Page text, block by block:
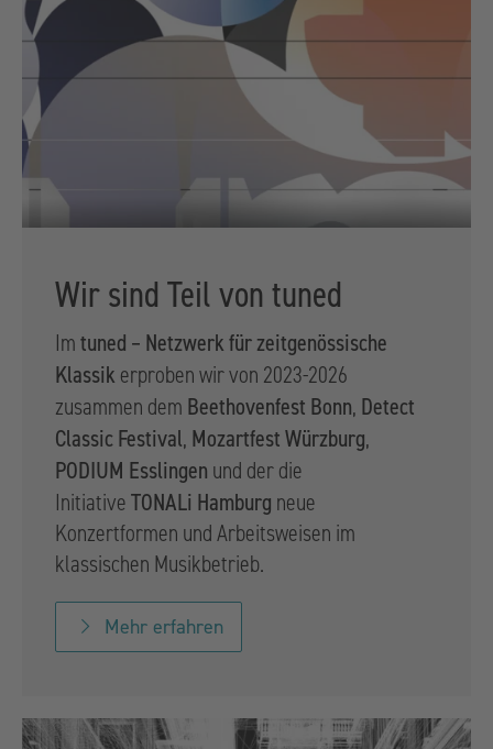
Wir sind Teil von tuned
Imtuned – Netzwerk für zeitgenössische
Klassik erproben wir von 2023-2026
zusammen dem Beethovenfest Bonn, Detect
Classic Festival, Mozartfest Würzburg,
PODIUM Esslingen und derdie
InitiativeTONALi Hamburg neue
Konzertformen und Arbeitsweisen im
klassischen Musikbetrieb.
Mehr erfahren